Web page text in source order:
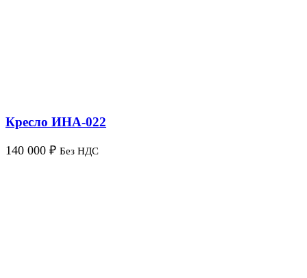
Кресло ИНА-022
140 000 ₽ Без НДС